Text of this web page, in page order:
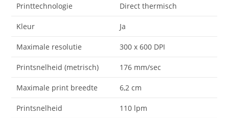
Printtechnologie Direct thermisch
Kleur Ja
Maximale resolutie 300 x 600 DPI
Printsnelheid (metrisch) 176 mm/sec
Maximale print breedte 6,2 cm
Printsnelheid 110 lpm